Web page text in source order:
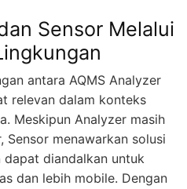
Sensor Melalui
antara AQMS Analyzer
relevan dalam konteks
Meskipun Analyzer masih
menawarkan solusi
diandalkan untuk
dan lebih mobile. Dengan